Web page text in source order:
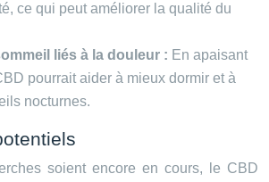
ce qui peut améliorer la qualité du
liés à la douleur : En apaisant
pourrait aider à mieux dormir et à
nocturnes.
soient encore en cours, le CBD